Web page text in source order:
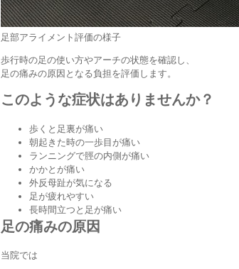
足部アライメント評価の様子
歩行時の足の使い方やアーチの状態を確認し、
足の痛みの原因となる負担を評価します。
このような症状はありませんか？
歩くと足裏が痛い
朝起きた時の一歩目が痛い
ランニングで脛の内側が痛い
かかとが痛い
外反母趾が気になる
足が疲れやすい
長時間立つと足が痛い
足の痛みの原因
当院では